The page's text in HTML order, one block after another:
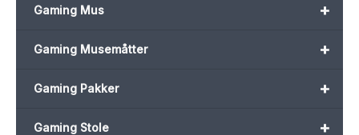
+
Gaming Mus
+
Gaming Musemåtter
+
Gaming Pakker
+
Gaming Stole